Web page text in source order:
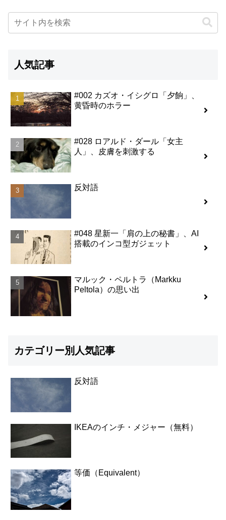
人気記事
#002 カズオ・イシグロ「夕餉」、
黄昏時のホラー
#028 ロアルド・ダール「女主
人」、皮膚を刺激する
反対語
#048 星新一「肩の上の秘書」、AI
搭載のインコ型ガジェット
マルック・ペルトラ（Markku
Peltola）の思い出
カテゴリー別人気記事
反対語
IKEAのインチ・メジャー（無料）
等価（Equivalent）